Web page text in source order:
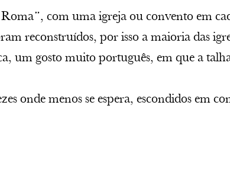
com uma igreja ou convento em
reconstruídos, por isso a maioria das
um gosto muito português, em que a
onde menos se espera, escondidos em